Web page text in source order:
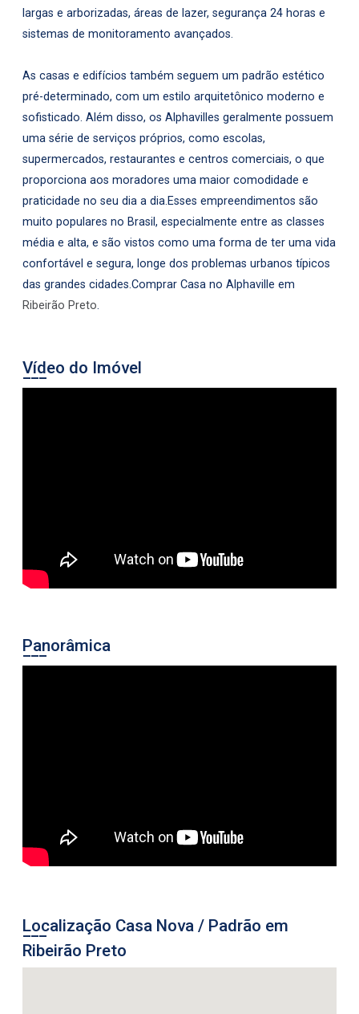
largas e arborizadas, áreas de lazer, segurança 24 horas e
sistemas de monitoramento avançados.
As casas e edifícios também seguem um padrão estético
pré-determinado, com um estilo arquitetônico moderno e
sofisticado. Além disso, os Alphavilles geralmente possuem
uma série de serviços próprios, como escolas,
supermercados, restaurantes e centros comerciais, o que
proporciona aos moradores uma maior comodidade e
praticidade no seu dia a dia.Esses empreendimentos são
muito populares no Brasil, especialmente entre as classes
média e alta, e são vistos como uma forma de ter uma vida
confortável e segura, longe dos problemas urbanos típicos
das grandes cidades.Comprar Casa no Alphaville em
Ribeirão Preto.
Vídeo do Imóvel
Panorâmica
Localização Casa Nova / Padrão em
Ribeirão Preto